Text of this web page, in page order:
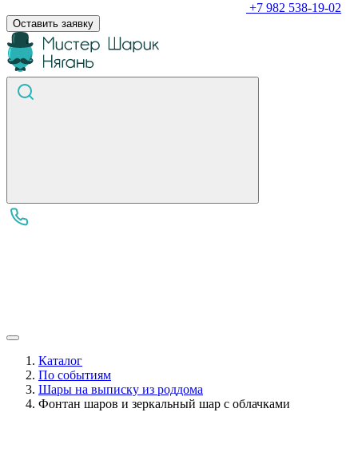
+7 982 538-19-02
Оставить заявку
Каталог
По событиям
Шары на выписку из роддома
Фонтан шаров и зеркальный шар с облачками